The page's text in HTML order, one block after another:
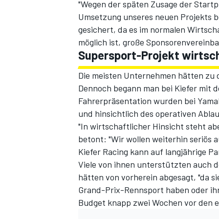
"Wegen der späten Zusage der
Umsetzung unseres neuen Projekts
gesichert, da es im normalen
möglich ist, große
Supersport-Projekt
Die meisten Unternehmen hätten
Dennoch begann man bei Kiefer mit
Fahrerpräsentation wurden bei
und hinsichtlich des operativen
"In wirtschaftlicher Hinsicht steht
betont: "Wir wollen weiterhin seriös
Kiefer Racing kann auf langjährige
Viele von ihnen unterstützten auch
hätten von vorherein abgesagt, "da
Grand-Prix-Rennsport haben oder
Budget knapp zwei Wochen vor